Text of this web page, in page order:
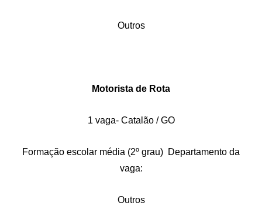
Outros
Motorista de Rota
1 vaga- Catalão / GO
Formação escolar média (2º grau) Departamento da
vaga:
Outros